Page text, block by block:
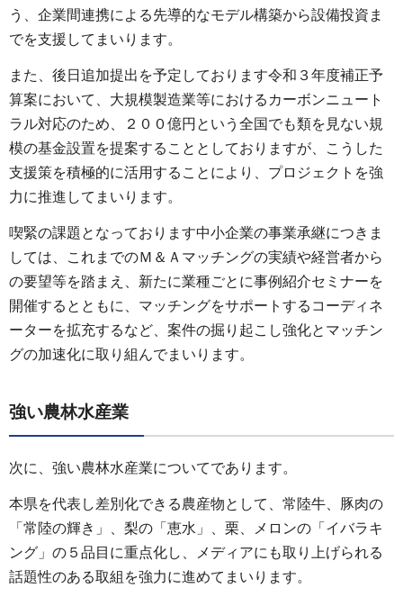
う、企業間連携による先導的なモデル構築から設備投資ま
でを支援してまいります。
また、後日追加提出を予定しております令和３年度補正予
算案において、大規模製造業等におけるカーボンニュート
ラル対応のため、２００億円という全国でも類を見ない規
模の基金設置を提案することとしておりますが、こうした
支援策を積極的に活用することにより、プロジェクトを強
力に推進してまいります。
喫緊の課題となっております中小企業の事業承継につきま
しては、これまでのＭ＆Ａマッチングの実績や経営者から
の要望等を踏まえ、新たに業種ごとに事例紹介セミナーを
開催するとともに、マッチングをサポートするコーディネ
ーターを拡充するなど、案件の掘り起こし強化とマッチン
グの加速化に取り組んでまいります。
強い農林水産業
次に、強い農林水産業についてであります。
本県を代表し差別化できる農産物として、常陸牛、豚肉の
「常陸の輝き」、梨の「恵水」、栗、メロンの「イバラキ
ング」の５品目に重点化し、メディアにも取り上げられる
話題性のある取組を強力に進めてまいります。